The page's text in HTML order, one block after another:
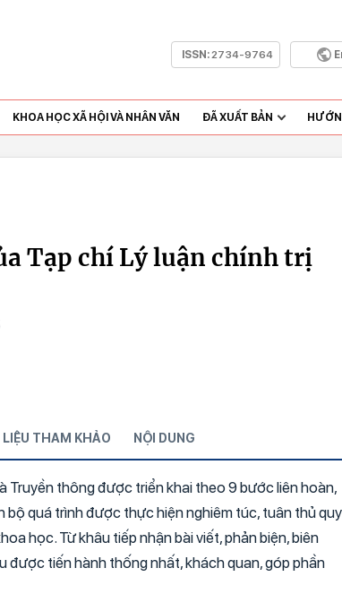
ISSN:2734-9764
KHOA HỌC XÃ HỘI VÀ NHÂN VĂN ĐÃ XUẤT BẢN
Tạp chí Lý luận chính trị
LIỆU THAM KHẢO NỘI DUNG
Truyền thông được triển khai theo 9 bước liên hoàn,
bộ quá trình được thực hiện nghiêm túc, tuân thủ quy
học. Từ khâu tiếp nhận bài viết, phản biện, biên
được tiến hành thống nhất, khách quan, góp phần